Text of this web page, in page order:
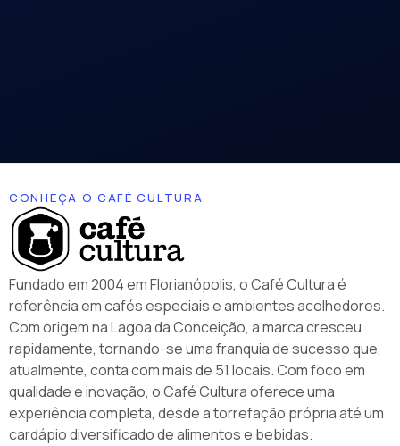
CONHEÇA O CAFÉ CULTURA
Fundado em 2004 em Florianópolis, o Café Cultura é
referência em cafés especiais e ambientes acolhedores.
Com origem na Lagoa da Conceição, a marca cresceu
rapidamente, tornando-se uma franquia de sucesso que,
atualmente, conta com mais de 51 locais. Com foco em
qualidade e inovação, o Café Cultura oferece uma
experiência completa, desde a torrefação própria até um
cardápio diversificado de alimentos e bebidas.